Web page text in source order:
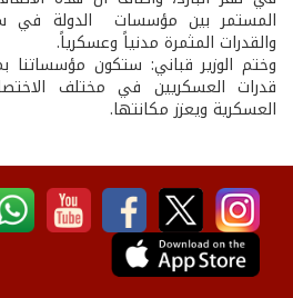
المستمر بين مؤسسات الدولة في
والقدرات المثمرة مدنياً وعسكرياً.
وختم الوزير قباني: ستكون مؤسساتنا
قدرات العسكريين في مختلف
العسكرية ويعزز مكانتها.